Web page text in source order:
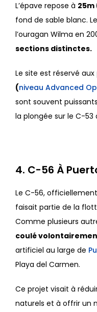
L’épave repose à
fond de sable blanc.
l’ouragan Wilma en
sections distinctes.
Le site est réservé aux
(niveau Advanced
sont souvent
la plongée sur le C-
4. C-56 À
Le C-56,
faisait partie de la
Comme plusieurs
coulé
artificiel au large de
Playa del Carmen.
Ce projet visait à
naturels et à offrir un